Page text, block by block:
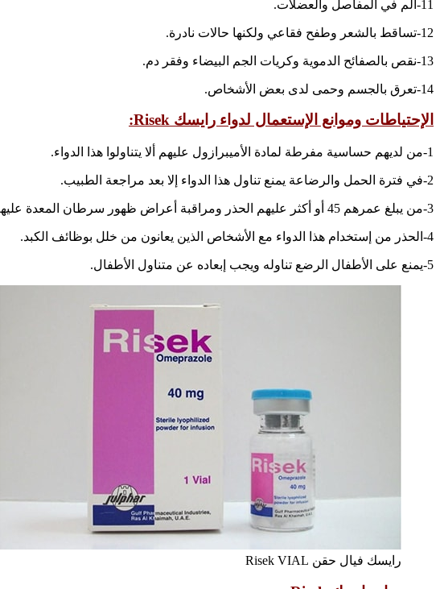
11-ألم في المفاصل والعضلات.
12-تساقط بالشعر وطفح فقاعي ولكنها حالات نادرة.
13-نقص بالصفائح الدموية وكريات الجم البيضاء وفقر دم.
14-تعرق بالجسم وحمى لدى بعض الأشخاص.
الإحتياطات وموانع الإستعمال لدواء رايسك Risek:
1-من لديهم حساسية مفرطة لمادة الأميبرازول عليهم ألا يتناولوا هذا الدواء.
2-في فترة الحمل والرضاعة يمنع تناول هذا الدواء إلا بعد مراجعة الطبيب.
3-من يبلغ عمرهم 45 أو أكثر عليهم الحذر ومراقبة أعراض ظهور سرطان المعدة عليهم أثناء تناول الدواء.
4-الحذر من إستخدام هذا الدواء مع الأشخاص الذين يعانون من خلل بوظائف الكبد.
5-يمنع على الأطفال الرضع تناوله ويجب إبعاده عن متناول الأطفال.
رايسك فيال حقن Risek VIAL